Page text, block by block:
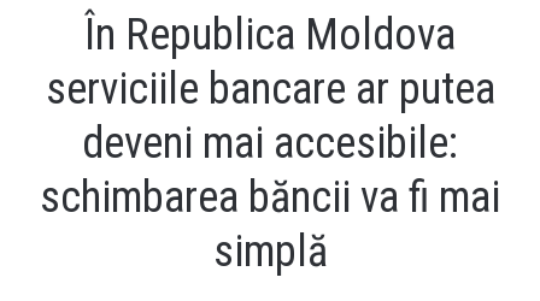
În Republica Moldova
serviciile bancare ar putea
deveni mai accesibile:
schimbarea băncii va fi mai
simplă